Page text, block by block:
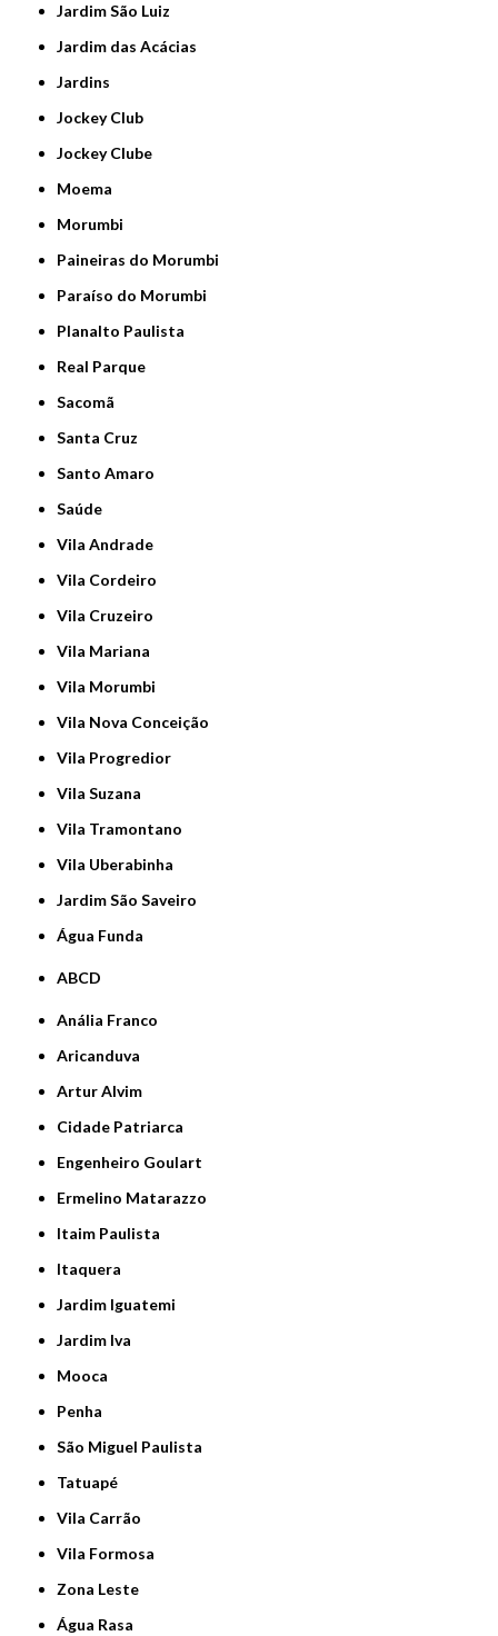
Jardim São Luiz
Jardim das Acácias
Jardins
Jockey Club
Jockey Clube
Moema
Morumbi
Paineiras do Morumbi
Paraíso do Morumbi
Planalto Paulista
Real Parque
Sacomã
Santa Cruz
Santo Amaro
Saúde
Vila Andrade
Vila Cordeiro
Vila Cruzeiro
Vila Mariana
Vila Morumbi
Vila Nova Conceição
Vila Progredior
Vila Suzana
Vila Tramontano
Vila Uberabinha
jardim São Saveiro
Água Funda
ABCD
Anália Franco
Aricanduva
Artur Alvim
Cidade Patriarca
Engenheiro Goulart
Ermelino Matarazzo
Itaim Paulista
Itaquera
Jardim Iguatemi
Jardim Iva
Mooca
Penha
São Miguel Paulista
Tatuapé
Vila Carrão
Vila Formosa
Zona Leste
Água Rasa